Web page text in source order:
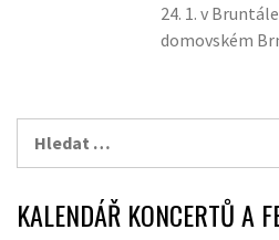
24. 1. v
domovském
KALENDÁŘ KONCERTŮ A